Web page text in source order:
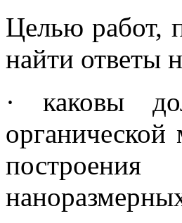
Целью работ,
найти ответы
· каковы